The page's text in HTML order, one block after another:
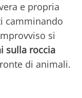
e propria
camminando
si
sulla roccia
di animali.